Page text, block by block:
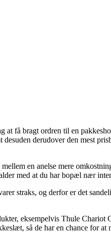
at få bragt ordren til en
derudover den mest
en anelse mere
med at du har bopæl nær
straks, og derfor er det
eksempelvis Thule Chariot
så de har en chance for at